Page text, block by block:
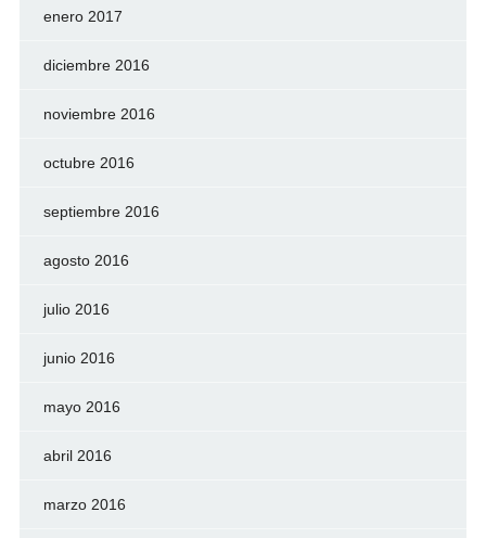
enero 2017
diciembre 2016
noviembre 2016
octubre 2016
septiembre 2016
agosto 2016
julio 2016
junio 2016
mayo 2016
abril 2016
marzo 2016